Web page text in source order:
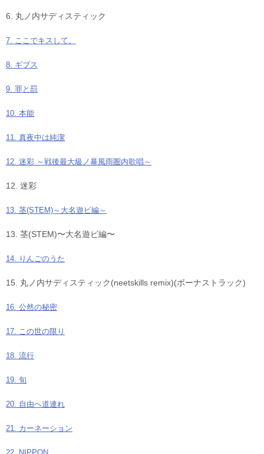
6. 丸ノ内サディスティック
7. ここでキスして。
8. ギブス
9. 罪と罰
10. 本能
11. 真夜中は純潔
12. 迷彩 ～戦後最大級ノ暴風雨圏内歌唱～
12. 迷彩
13. 茎(STEM)～大名遊ビ編～
13. 茎(STEM)〜大名遊ビ編〜
14. りんごのうた
15. 丸ノ内サディスティック(neetskills remix)(ボーナストラック)
16. 公然の秘密
17. この世の限り
18. 流行
19. 旬
20. 自由へ道連れ
21. カーネーション